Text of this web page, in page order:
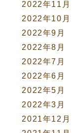
2022年11月
2022年10月
2022年9月
2022年8月
2022年7月
2022年6月
2022年5月
2022年3月
2021年12月